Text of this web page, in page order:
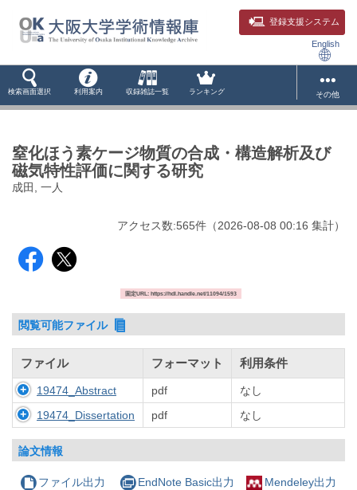
登録支援システム
English
検索画面選択 利用案内 収録雑誌一覧 ランキング その他
窒化ほう素ケージ物質の合成・構造解析及び
磁気特性評価に関する研究
成田, 一人
アクセス数:565件 （2026-08-08 00:16 集計）
固定URL: https://hdl.handle.net/11094/1593
閲覧可能ファイル
ファイル フォーマット 利用条件
19474_Abstract pdf
なし
19474_Dissertation
pdf なし
論文情報
ファイル出力 EndNote Basic出力 Mendeley出力